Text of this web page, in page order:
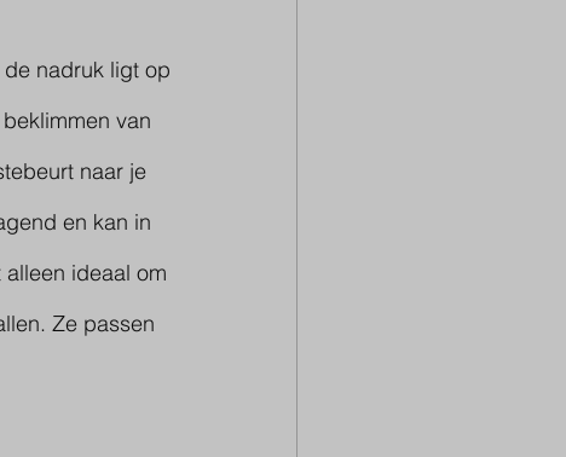
nadruk ligt op
van
naar je
en kan in
ideaal om
Ze passen